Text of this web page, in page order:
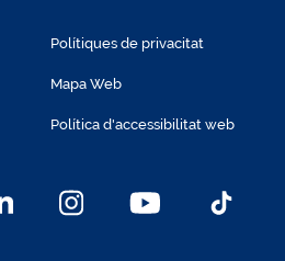
Polítiques de privacitat
Mapa Web
Política d'accessibilitat web